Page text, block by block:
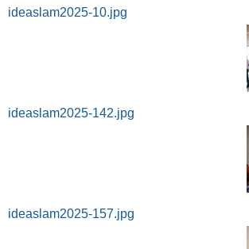
ideaslam2025-10.jpg
ideaslam2025-142.jpg
ideaslam2025-157.jpg